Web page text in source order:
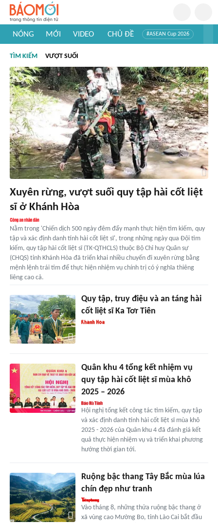
NÓNG MỚI VIDEO CHỦ ĐỀ #ASEAN Cup 2026
#Khám phá thế giới
TÌM KIẾM VƯỢT SUỐI
Xuyên rừng, vượt suối quy tập hài cốt liệt
sĩ ở Khánh Hòa
Nằm trong 'Chiến dịch 500 ngày đêm đẩy mạnh thực hiện tìm kiếm, quy
tập và xác định danh tính hài cốt liệt sĩ', trong những ngày qua Đội tìm
kiếm, quy tập hài cốt liệt sĩ (TK-QTHCLS) thuộc Bộ Chỉ huy Quân sự
(CHQS) tỉnh Khánh Hòa đã triển khai nhiều chuyến đi xuyên rừng bằng
mệnh lệnh trái tim để thực hiện nhiệm vụ chính trị có ý nghĩa thiêng
liêng cao cả.
Quy tập, truy điệu và an táng hài
cốt liệt sĩ Ka Tơr Tiên
Quân khu 4 tổng kết nhiệm vụ
quy tập hài cốt liệt sĩ mùa khô
2025 – 2026
Hội nghị tổng kết công tác tìm kiếm, quy tập
và xác định danh tính hài cốt liệt sĩ mùa khô
2025 - 2026 của Quân khu 4 đã đánh giá kết
quả thực hiện nhiệm vụ và triển khai phương
hướng thời gian tới.
Ruộng bậc thang Tây Bắc mùa lúa
chín đẹp như tranh
Vào tháng 8, những thửa ruộng bậc thang ở
xã vùng cao Mường Bo, tỉnh Lào Cai bắt đầu